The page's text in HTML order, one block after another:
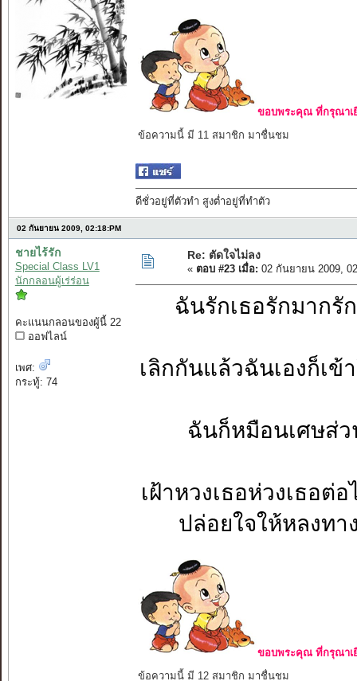
ขอบพระคุณ ที่กรุณาเ
ข้อความนี้ มี 11 สมาชิก มาชื่นชม
ดีชั่วอยู่ที่ตัวทำ สูงต่ำอยู่ที่ทำตัว
02 กันยายน 2009, 02:18:PM
ชายไร้รัก
Special Class LV1
นักกลอนผู้เร่ร่อน
คะแนนกลอนของผู้นี้ 22
ออฟไลน์
เพศ:
กระทู้: 74
Re: ตัดใจไม่ลง
« ตอบ #23 เมื่อ: 02 กันยายน 2009,
ฉันรักเธอรั
เลิกกันแล้วฉั
ฉันก็หมือนเ
เฝ้าหวงเธอห่
ปล่อย
ขอบพระคุณ ที่กรุณาเ
ข้อความนี้ มี 12 สมาชิก มาชื่นชม